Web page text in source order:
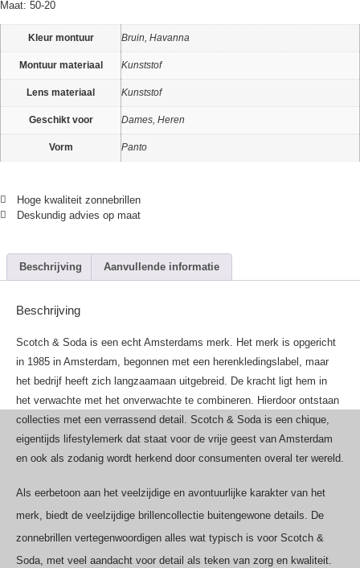
Maat: 50-20
Kleur montuur Bruin, Havanna
Montuur materiaal Kunststof
Lens materiaal Kunststof
Geschikt voor Dames, Heren
Vorm Panto
Hoge kwaliteit zonnebrillen
Deskundig advies op maat
Beschrijving Aanvullende informatie
Beschrijving
Scotch & Soda is een echt Amsterdams merk. Het merk is opgericht
in 1985 in Amsterdam, begonnen met een herenkledingslabel, maar
het bedrijf heeft zich langzaamaan uitgebreid. De kracht ligt hem in
het verwachte met het onverwachte te combineren. Hierdoor ontstaan
collecties met een verrassend detail. Scotch & Soda is een chique,
eigentijds lifestylemerk dat staat voor de vrije geest van Amsterdam
en ook als zodanig wordt herkend door consumenten overal ter wereld.
Als eerbetoon aan het veelzijdige en avontuurlijke karakter van het
merk, biedt de veelzijdige brillencollectie buitengewone details. De
zonnebrillen vertegenwoordigen alles wat typisch is voor Scotch &
Soda, met veel aandacht voor detail als teken van zorg en kwaliteit.